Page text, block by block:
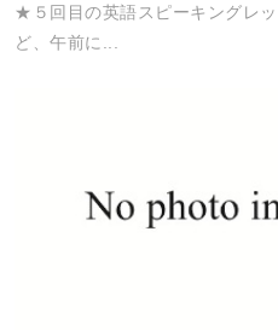
★５回目の英語スピーキングレ
ど、午前に...